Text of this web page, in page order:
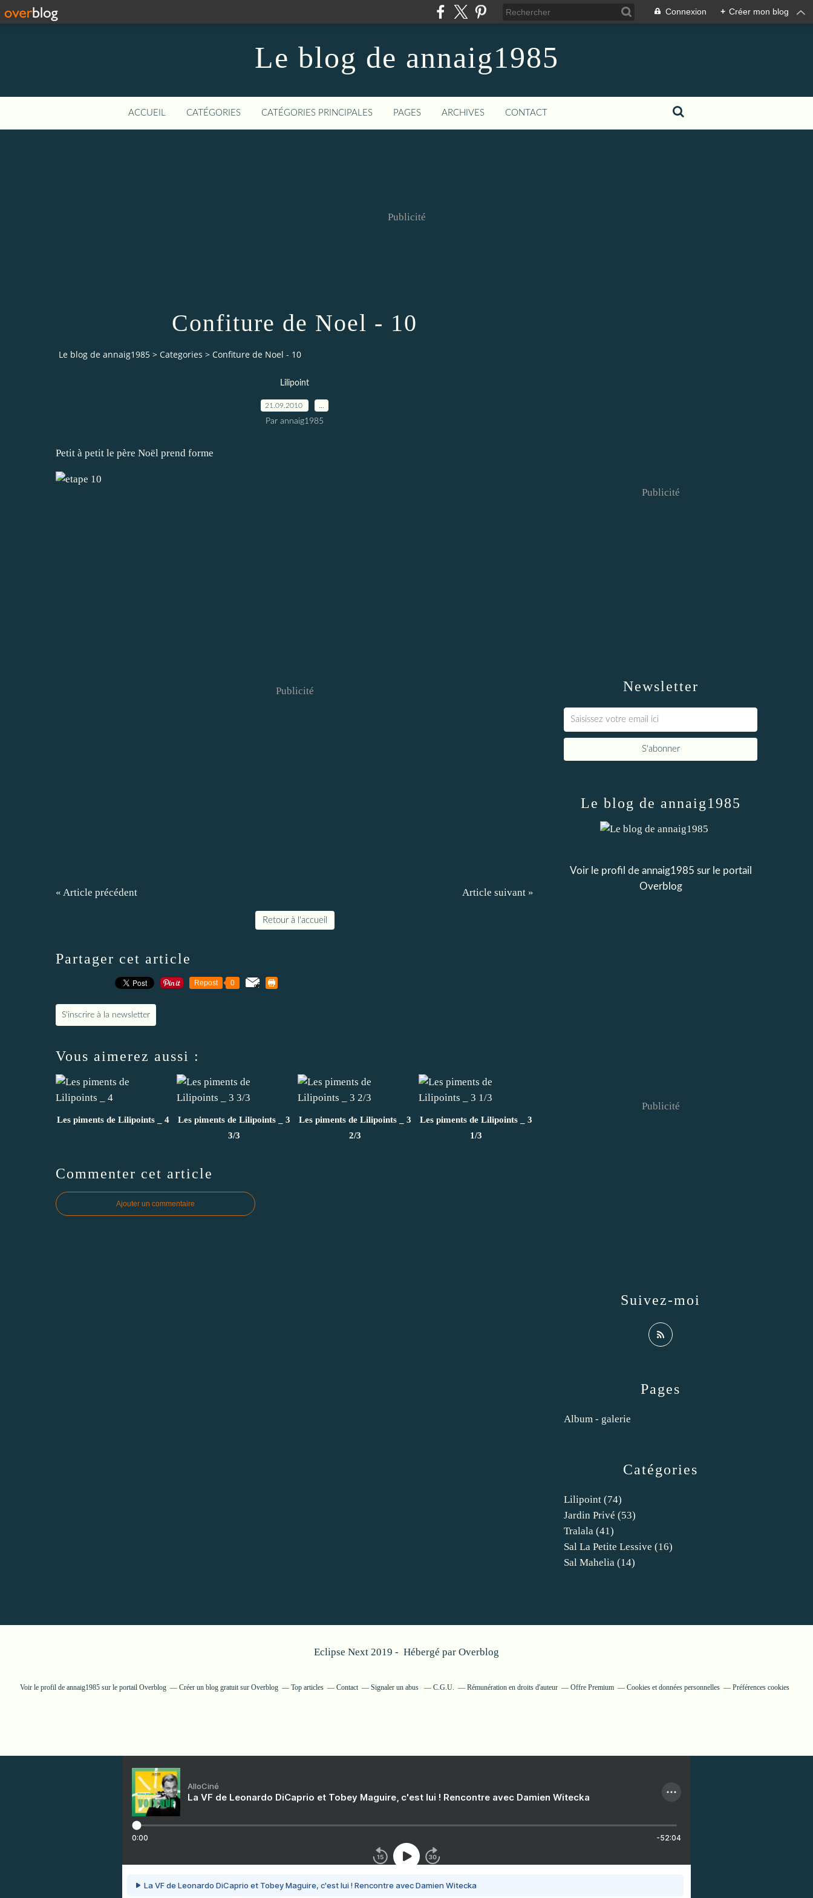
Connexion + Créer mon blog
Le blog de annaig1985
ACCUEIL CATÉGORIES CATÉGORIES PRINCIPALES PAGES ARCHIVES CONTACT
Publicité
Confiture de Noel - 10
Le blog de annaig1985 > Categories > Confiture de Noel - 10
Lilipoint
21.09.2010
Par annaig1985
Petit à petit le père Noël prend forme
Publicité
« Article précédent Article suivant »
Retour à l'accueil
Partager cet article
Repost 0
S'inscrire à la newsletter
Vous aimerez aussi :
Les piments de Lilipoints _ 4
Les piments de Lilipoints _ 3
3/3
Les piments de Lilipoints _ 3
2/3
Les piments de Lilipoints _ 3
1/3
Commenter cet article
Ajouter un commentaire
Newsletter
Publicité
Catégories
Lilipoint (74)
Jardin Privé (53)
Tralala (41)
Sal La Petite Lessive (16)
Sal Mahelia (14)
Pages
Album - galerie
Le blog de annaig1985
Voir le profil de annaig1985 sur le portail
Overblog
Suivez-moi
Publicité
Eclipse Next 2019 - Hébergé par Overblog
Voir le profil de annaig1985 sur le portail Overblog Créer un blog gratuit sur Overblog Top articles Contact Signaler un abus C.G.U. Rémunération en droits d'auteur Offre Premium Cookies et données personnelles Préférences cookies
AlloCiné
La VF de Leonardo DiCaprio et Tobey Maguire, c'est lui ! Rencontre avec Damien Witecka
0:00 -52:04
La VF de Leonardo DiCaprio et Tobey Maguire, c'est lui ! Rencontre avec Damien Witecka